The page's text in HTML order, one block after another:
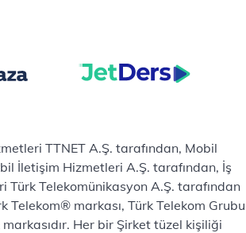
TTNET A.Ş. tarafından, Mobil
İletişim Hizmetleri A.Ş. tarafından, İş
Türk Telekomünikasyon A.Ş. tarafından
Telekom® markası, Türk Telekom Grubu
Her bir Şirket tüzel kişiliği